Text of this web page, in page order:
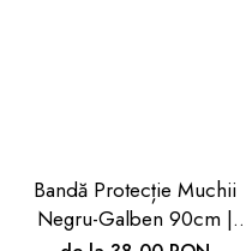
Bandă Protecție Muchii
Negru-Galben 90cm |